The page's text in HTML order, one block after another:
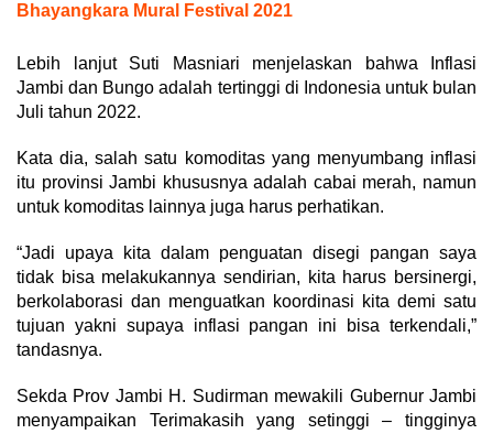
Bhayangkara Mural Festival 2021
Lebih lanjut Suti Masniari menjelaskan bahwa Inflasi
Jambi dan Bungo adalah tertinggi di Indonesia untuk bulan
Juli tahun 2022.
Kata dia, salah satu komoditas yang menyumbang inflasi
itu provinsi Jambi khususnya adalah cabai merah, namun
untuk komoditas lainnya juga harus perhatikan.
“Jadi upaya kita dalam penguatan disegi pangan saya
tidak bisa melakukannya sendirian, kita harus bersinergi,
berkolaborasi dan menguatkan koordinasi kita demi satu
tujuan yakni supaya inflasi pangan ini bisa terkendali,”
tandasnya.
Sekda Prov Jambi H. Sudirman mewakili Gubernur Jambi
menyampaikan Terimakasih yang setinggi – tingginya